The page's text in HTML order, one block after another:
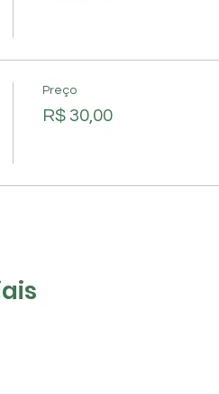
Preço
R$ 30,00